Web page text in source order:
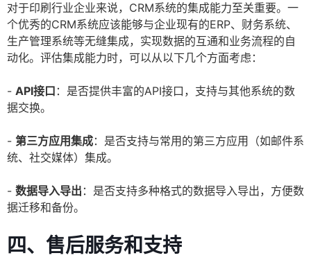
对于印刷行业企业来说，CRM系统的集成能力至关重要。一
个优秀的CRM系统应该能够与企业现有的ERP、财务系统、
生产管理系统等无缝集成，实现数据的互通和业务流程的自
动化。评估集成能力时，可以从以下几个方面考虑：
- API接口 ：是否提供丰富的API接口，支持与其他系统的数
据交换。
- 第三方应用集成：是否支持与常用的第三方应用（如邮件系
统、社交媒体）集成。
- 数据导入导出 ：是否支持多种格式的数据导入导出，方便数
据迁移和备份。
四、售后服务和支持